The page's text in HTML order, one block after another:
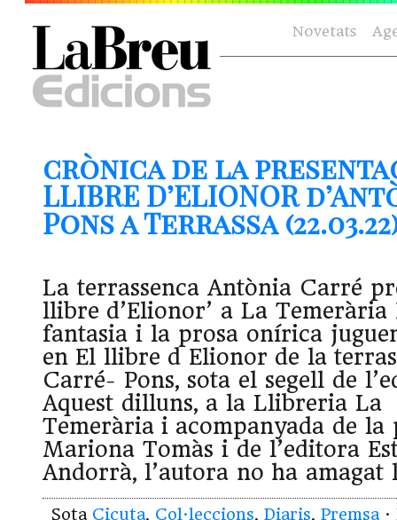
Novetats
crònica de la
LLIBRE D’ELIONOR
Pons a Terrassa
La terrassenca Antònia Carré
llibre d’Elionor’ a La
fantasia i la prosa onírica
en El llibre d Elionor de la
Carré- Pons, sota el segell de
Aquest dilluns, a la Llibreria La
Temerària i acompanyada de la
Mariona Tomàs i de l’editora
Andorrà, l’autora no ha
Sota Cicuta, Col·leccions, Diaris, Premsa